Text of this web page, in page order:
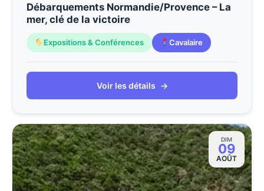
Débarquements Normandie/Provence – La
mer, clé de la victoire
Expositions & Conférences Cavalaire
Voir les détails →
DIM
09
AOÛT